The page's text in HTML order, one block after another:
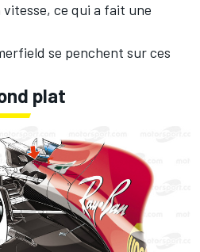
ce qui a fait une
se penchent sur ces
plat